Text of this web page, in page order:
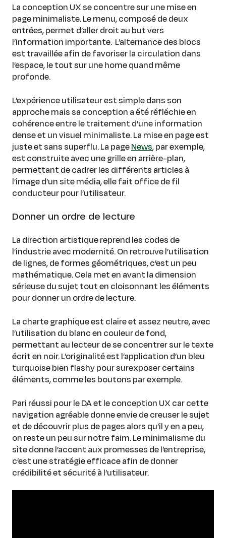
La conception UX se concentre sur une mise en
page minimaliste. Le menu, composé de deux
entrées, permet d’aller droit au but vers
l’information importante. L’alternance des blocs
est travaillée afin de favoriser la circulation dans
l’espace, le tout sur une home quand même
profonde.
L’expérience utilisateur est simple dans son
approche mais sa conception a été réfléchie en
cohérence entre le traitement d’une information
dense et un visuel minimaliste. La mise en page est
juste et sans superflu. La pageNews, par exemple,
est construite avec une grille en arrière-plan,
permettant de cadrer les différents articles à
l’image d’un site média, elle fait office de fil
conducteur pour l’utilisateur.
Donner un ordre de lecture
La direction artistique reprend les codes de
l’industrie avec modernité. On retrouve l’utilisation
de lignes, de formes géométriques, c’est un peu
mathématique. Cela met en avant la dimension
sérieuse du sujet tout en cloisonnant les éléments
pour donner un ordre de lecture.
La charte graphique est claire et assez neutre, avec
l’utilisation du blanc en couleur de fond,
permettant au lecteur de se concentrer sur le texte
écrit en noir. L’originalité est l’application d’un bleu
turquoise bien flashy pour surexposer certains
éléments, comme les boutons par exemple.
Pari réussi pour le DA et le conception UX car cette
navigation agréable donne envie de creuser le sujet
et de découvrir plus de pages alors qu’il y en a peu,
on reste un peu sur notre faim. Le minimalisme du
site donne l’accent aux promesses de l’entreprise,
c’est une stratégie efficace afin de donner
crédibilité et sécurité à l’utilisateur.